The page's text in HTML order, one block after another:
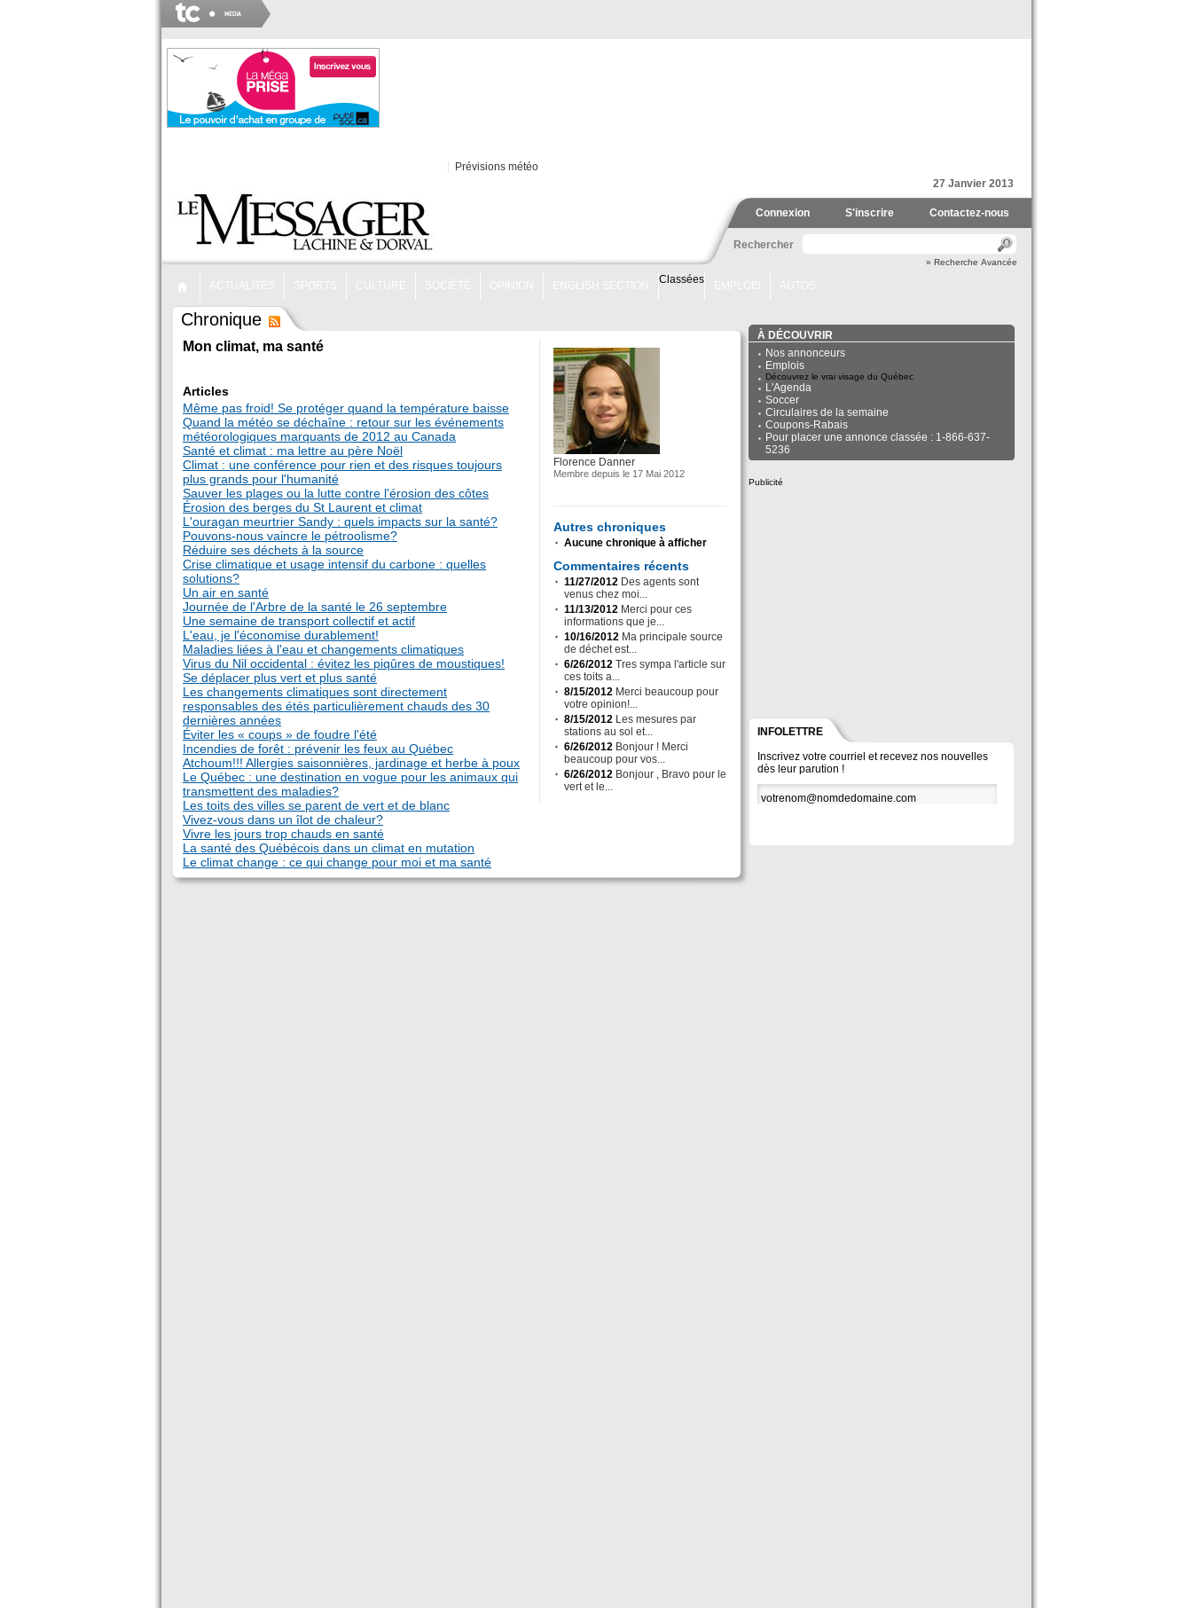
27 Janvier 2013
Prévisions météo
Connexion S'inscrire Contactez-nous
Rechercher
» Recherche Avancée
Classées
Chronique
Florence Danner
Membre depuis le 17 Mai 2012
Autres chroniques
Aucune chronique à afficher
Commentaires récents
11/27/2012 Des agents sont
venus chez moi...
11/13/2012 Merci pour ces
informations que je...
10/16/2012 Ma principale source
de déchet est...
6/26/2012 Tres sympa l'article sur
ces toits a...
8/15/2012 Merci beaucoup pour
votre opinion!...
8/15/2012 Les mesures par
stations au sol et...
6/26/2012 Bonjour ! Merci
beaucoup pour vos...
6/26/2012 Bonjour , Bravo pour le
vert et le...
Mon climat, ma santé
Articles
Même pas froid! Se protéger quand la température baisse
Quand la météo se déchaîne : retour sur les événements
météorologiques marquants de 2012 au Canada
Santé et climat : ma lettre au père Noël
Climat : une conférence pour rien et des risques toujours
plus grands pour l'humanité
Sauver les plages ou la lutte contre l'érosion des côtes
Érosion des berges du St Laurent et climat
L'ouragan meurtrier Sandy : quels impacts sur la santé?
Pouvons-nous vaincre le pétroolisme?
Réduire ses déchets à la source
Crise climatique et usage intensif du carbone : quelles
solutions?
Un air en santé
Journée de l'Arbre de la santé le 26 septembre
Une semaine de transport collectif et actif
L'eau, je l'économise durablement!
Maladies liées à l'eau et changements climatiques
Virus du Nil occidental : évitez les piqûres de moustiques!
Se déplacer plus vert et plus santé
Les changements climatiques sont directement
responsables des étés particulièrement chauds des 30
dernières années
Éviter les « coups » de foudre l'été
Incendies de forêt : prévenir les feux au Québec
Atchoum!!! Allergies saisonnières, jardinage et herbe à poux
Le Québec : une destination en vogue pour les animaux qui
transmettent des maladies?
Les toits des villes se parent de vert et de blanc
Vivez-vous dans un îlot de chaleur?
Vivre les jours trop chauds en santé
La santé des Québécois dans un climat en mutation
Le climat change : ce qui change pour moi et ma santé
À DÉCOUVRIR
Nos annonceurs
Emplois
Découvrez le vrai visage du Québec
L'Agenda
Soccer
Circulaires de la semaine
Coupons-Rabais
Pour placer une annonce classée : 1-866-637-
5236
Publicité
INFOLETTRE
Inscrivez votre courriel et recevez nos nouvelles
dès leur parution !